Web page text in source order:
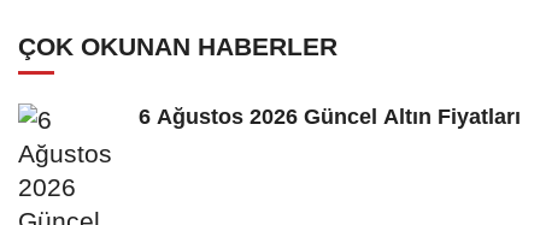
ÇOK OKUNAN HABERLER
6 Ağustos 2026 Güncel Altın Fiyatları